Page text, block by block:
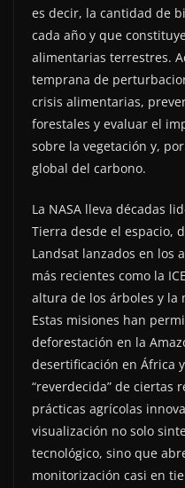
es decir, la cantidad de
cada año y que
alimentarias terrestres.
temprana de
crisis alimentarias,
forestales y evaluar el
sobre la vegetación y,
global del carbono.
La NASA lleva décadas
Tierra desde el espacio,
Landsat lanzados en los
más recientes como la
altura de los árboles y la
Estas misiones han
deforestación en la
desertificación en África
“reverdecida” de ciertas
prácticas agrícolas
visualización no solo
tecnológico, sino que
monitorización casi en